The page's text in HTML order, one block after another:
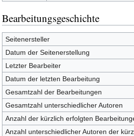
Bearbeitungsgeschichte
Seitenersteller
Datum der Seitenerstellung
Letzter Bearbeiter
Datum der letzten Bearbeitung
Gesamtzahl der Bearbeitungen
Gesamtzahl unterschiedlicher Autoren
Anzahl der kürzlich erfolgten
Anzahl unterschiedlicher Autoren der